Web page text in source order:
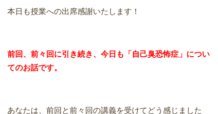
本日も授業への出席感謝いたします！
前回、前々回に引き続き、今日も「自己臭恐怖症」につい
てのお話です。
あなたは、前回と前々回の講義を受けてどう感じました